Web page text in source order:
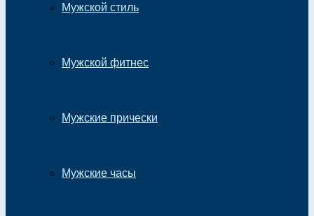
Мужской стиль
Мужской фитнес
Мужские прически
Мужские часы